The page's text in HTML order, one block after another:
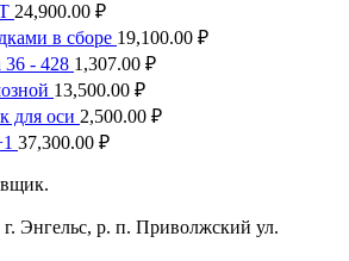
24,900.00 ₽
в сборе 19,100.00 ₽
36 - 428 1,307.00 ₽
13,500.00 ₽
для оси 2,500.00 ₽
37,300.00 ₽
Энгельс, р. п. Приволжский ул.